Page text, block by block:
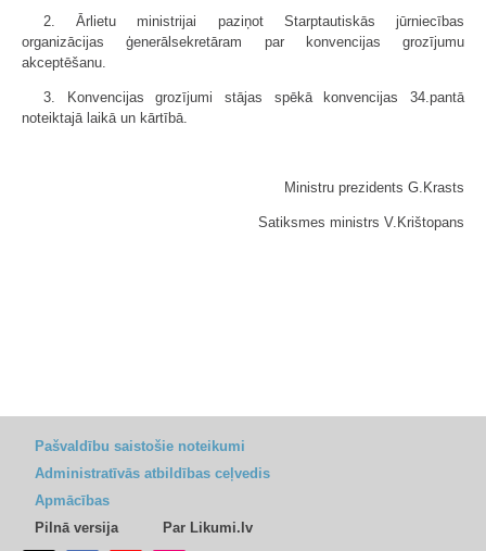
2. Ārlietu ministrijai paziņot Starptautiskās jūrniecības
organizācijas ģenerālsekretāram par konvencijas grozījumu
akceptēšanu.
3. Konvencijas grozījumi stājas spēkā konvencijas 34.pantā
noteiktajā laikā un kārtībā.
Ministru prezidents G.Krasts
Satiksmes ministrs V.Krištopans
Pašvaldību saistošie noteikumi
Administratīvās atbildības ceļvedis
Apmācības
Pilnā versija
Par Likumi.lv